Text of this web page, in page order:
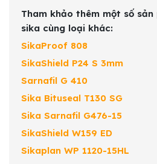
Tham khảo thêm một số
sika cùng loại khác:
SikaProof 808
SikaShield P24 S 3mm
Sarnafil G 410
Sika Bituseal T130 SG
Sika Sarnafil G476-15
SikaShield W159 ED
Sikaplan WP 1120-15HL